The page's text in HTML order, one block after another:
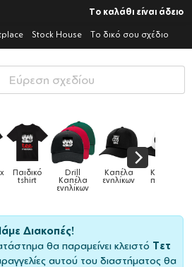
Το καλάθι είναι άδειο
Stock House Το δικό σου σχέδιο
Καπέλα
παιδικά Κούπες Κούπες
ειδικές
Διακοπές!
θα παραμείνει κλειστό Τετ
αυτού του διαστήματος θα